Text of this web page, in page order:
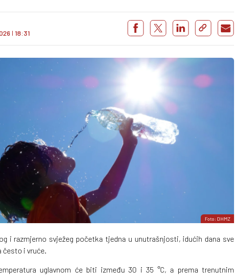
I 18:31
Foto: DHMZ
i razmjerno svježeg početka tjedna u unutrašnjosti, idućih dana sve
i vruće.
uglavnom će biti između 30 i 35 °C, a prema trenutnim